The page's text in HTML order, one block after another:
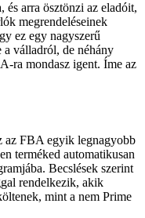
arra ösztönzi az eladóit,
megrendeléseinek
ez egy nagyszerű
a válladról, de néhány
ra mondasz igent. Íme az
az FBA egyik legnagyobb
terméked automatikusan
Becslések szerint
rendelkezik, akik
mint a nem Prime